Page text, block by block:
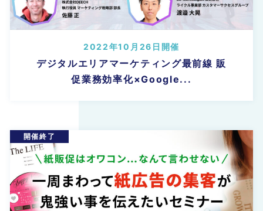
デジタルエリアマーケティング最前線 販
促業務効率化×Google...
2022年10月26日開催